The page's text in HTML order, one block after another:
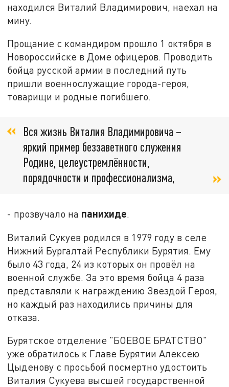
находился Виталий Владимирович, наехал на
мину.
Прощание с командиром прошло 1 октября в
Новороссийске в Доме офицеров. Проводить
бойца русской армии в последний путь
пришли военнослужащие города-героя,
товарищи и родные погибшего.
Вся жизнь Виталия Владимировича –
яркий пример беззаветного служения
Родине, целеустремлённости,
порядочности и профессионализма,
- прозвучало на панихиде.
Виталий Сукуев родился в 1979 году в селе
Нижний Бургалтай Республики Бурятия. Ему
было 43 года, 24 из которых он провёл на
военной службе. За это время бойца 4 раза
представляли к награждению Звездой Героя,
но каждый раз находились причины для
отказа.
Бурятское отделение "БОЕВОЕ БРАТСТВО"
уже обратилось к Главе Бурятии Алексею
Цыденову с просьбой посмертно удостоить
Виталия Сукуева высшей государственной